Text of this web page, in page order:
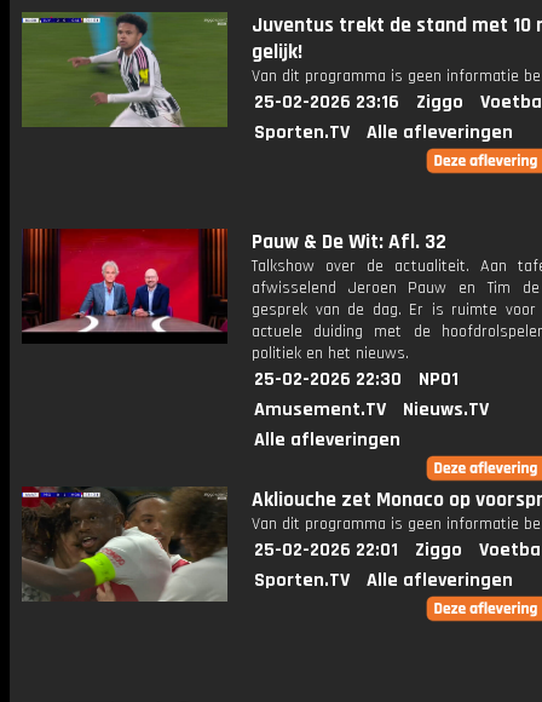
Juventus trekt de stand met 10
gelijk!
Van dit programma is geen informatie
25-02-2026 23:16 Ziggo
Sporten.TV
Alle afleveringen
Pauw & De Wit: Afl. 32
Talkshow over de actualiteit. Aan
afwisselend Jeroen Pauw en Tim
gesprek van de dag. Er is ruimte
actuele duiding met de
politiek en het nieuws.
25-02-2026 22:30
NPO1
Amusement.TV
Nieuws.TV
Alle afleveringen
Akliouche zet Monaco op
Van dit programma is geen informatie
25-02-2026 22:01 Ziggo
Sporten.TV
Alle afleveringen